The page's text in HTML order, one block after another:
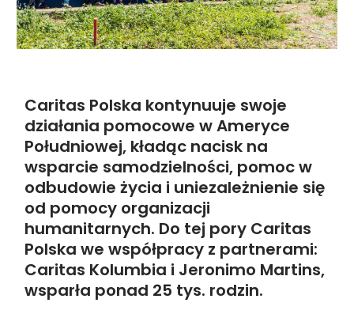
Caritas Polska kontynuuje swoje
działania pomocowe w Ameryce
Południowej, kładąc nacisk na
wsparcie samodzielności, pomoc w
odbudowie życia i uniezależnienie się
od pomocy organizacji
humanitarnych. Do tej pory Caritas
Polska we współpracy z partnerami:
Caritas Kolumbia i Jeronimo Martins,
wsparła ponad 25 tys. rodzin.